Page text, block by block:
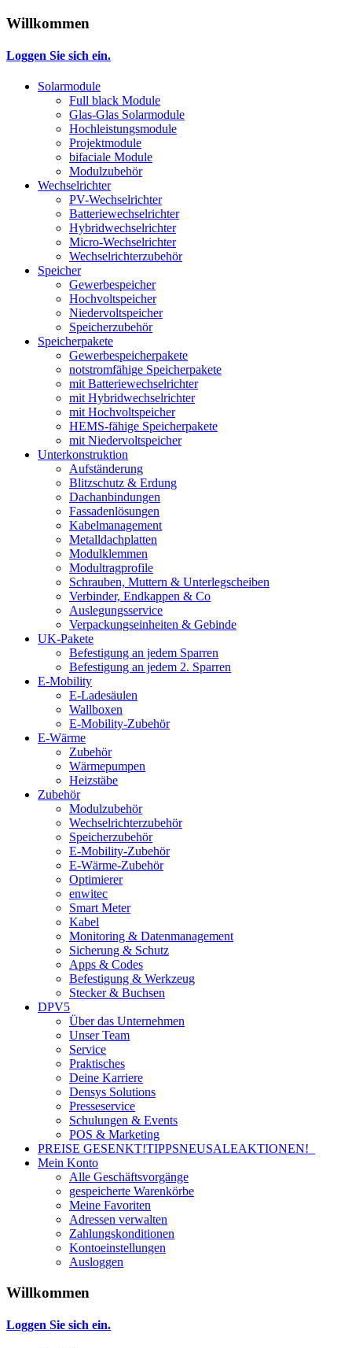
Willkommen
Loggen Sie sich ein.
Solarmodule
Full black Module
Glas-Glas Solarmodule
Hochleistungsmodule
Projektmodule
bifaciale Module
Modulzubehör
Wechselrichter
PV-Wechselrichter
Batteriewechselrichter
Hybridwechselrichter
Micro-Wechselrichter
Wechselrichterzubehör
Speicher
Gewerbespeicher
Hochvoltspeicher
Niedervoltspeicher
Speicherzubehör
Speicherpakete
Gewerbespeicherpakete
notstromfähige Speicherpakete
mit Batteriewechselrichter
mit Hybridwechselrichter
mit Hochvoltspeicher
HEMS-fähige Speicherpakete
mit Niedervoltspeicher
Unterkonstruktion
Aufständerung
Blitzschutz & Erdung
Dachanbindungen
Fassadenlösungen
Kabelmanagement
Metalldachplatten
Modulklemmen
Modultragprofile
Schrauben, Muttern & Unterlegscheiben
Verbinder, Endkappen & Co
Auslegungsservice
Verpackungseinheiten & Gebinde
UK-Pakete
Befestigung an jedem Sparren
Befestigung an jedem 2. Sparren
E-Mobility
E-Ladesäulen
Wallboxen
E-Mobility-Zubehör
E-Wärme
Zubehör
Wärmepumpen
Heizstäbe
Zubehör
Modulzubehör
Wechselrichterzubehör
Speicherzubehör
E-Mobility-Zubehör
E-Wärme-Zubehör
Optimierer
enwitec
Smart Meter
Kabel
Monitoring & Datenmanagement
Sicherung & Schutz
Apps & Codes
Befestigung & Werkzeug
Stecker & Buchsen
DPV5
Über das Unternehmen
Unser Team
Service
Praktisches
Deine Karriere
Densys Solutions
Presseservice
Schulungen & Events
POS & Marketing
PREISE GESENKT!TIPPSNEUSALEAKTIONEN!
Mein Konto
Alle Geschäftsvorgänge
gespeicherte Warenkörbe
Meine Favoriten
Adressen verwalten
Zahlungskonditionen
Kontoeinstellungen
Ausloggen
Willkommen
Loggen Sie sich ein.